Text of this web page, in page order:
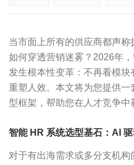
当市面上所有的供应商都声
如何穿透营销迷雾？2026年
发生根本性变革：不再看模
重塑人效。本文将为您提供
型框架，帮助您在人才竞争中
智能 HR 系统选型基石：AI
对于有出海需求或多分支机